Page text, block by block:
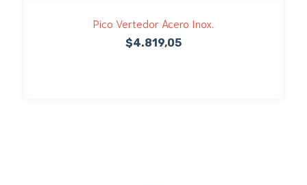
Pico Vertedor Acero Inox.
$4.819,05